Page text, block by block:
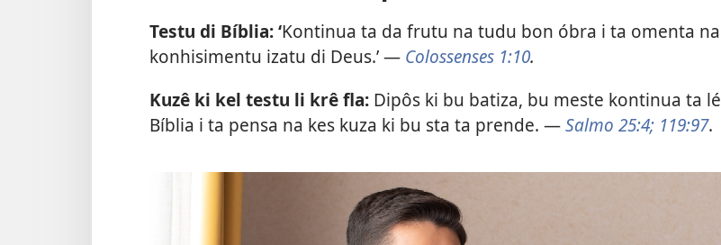
Testu di Bíblia: ‘Kontinua ta da frutu na tudu bon óbra i ta omenta na
konhisimentu izatu di Deus.’ — Colossenses 1:10.
Kuzê ki kel testu li krê fla: Dipôs ki bu batiza, bu meste kontinua ta lé
Bíblia i ta pensa na kes kuza ki bu sta ta prende. —Salmo 25:4; 119:97.